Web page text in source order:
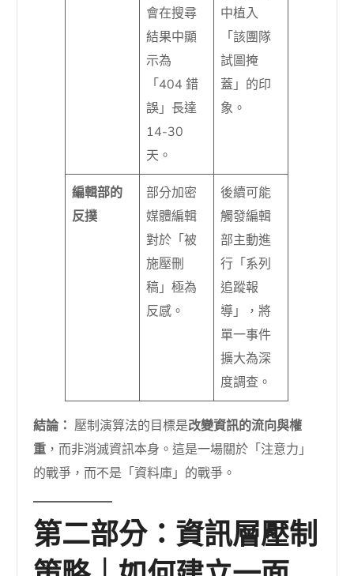
會在搜尋
結果中顯
示為
「404 錯
誤」長達
14-30
天。
中植入
「該團隊
試圖掩
蓋」的印
象。
編輯部的
反撲
部分加密
媒體編輯
對於「被
施壓刪
稿」極為
反感。
後續可能
觸發編輯
部主動進
行「系列
追蹤報
導」，將
單一事件
擴大為深
度調查。
結論： 壓制演算法的目標是改變資訊的流向與權
重 ，而非消滅資訊本身。這是一場關於「注意力」
的戰爭，而不是「資料庫」的戰爭。
第二部分：資訊層壓制